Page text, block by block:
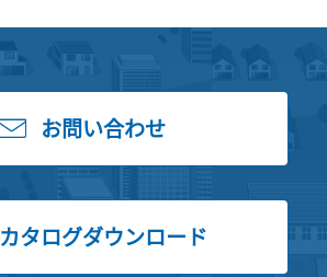
お問い合わせ
カタログダウンロード